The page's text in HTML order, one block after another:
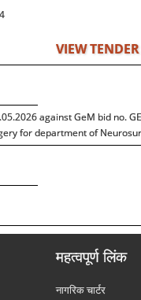
VIEW
against GeM bid no.
for department of
महत्वपूर्ण लिंक
नागरिक चार्टर